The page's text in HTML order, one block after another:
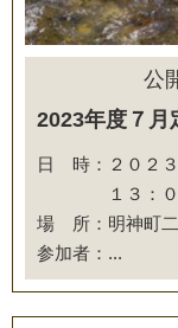
公
2023年度７月
日 時：２０２
１３：００
場 所：明神町
参加者：...